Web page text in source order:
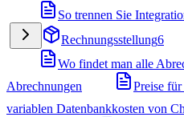
So trennen Sie
Rechnungsstellung6
Wo findet man alle
Abrechnungen
Preise
variablen Datenbankkosten von